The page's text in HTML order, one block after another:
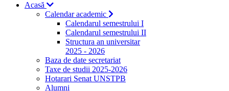
Acasă
Calendar academic
Calendarul semestrului I
Calendarul semestrului II
Structura an universitar
2025 - 2026
Baza de date secretariat
Taxe de studii 2025-2026
Hotarari Senat UNSTPB
Alumni